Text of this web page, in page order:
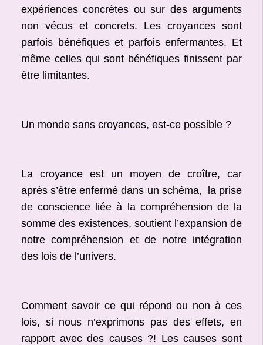
expériences concrètes ou sur des arguments
non vécus et concrets. Les croyances sont
parfois bénéfiques et parfois enfermantes. Et
même celles qui sont bénéfiques finissent par
être limitantes.
Un monde sans croyances, est-ce possible ?
La croyance est un moyen de croître, car
après s’être enfermé dans un schéma, la prise
de conscience liée à la compréhension de la
somme des existences, soutient l’expansion de
notre compréhension et de notre intégration
des lois de l’univers.
Comment savoir ce qui répond ou non à ces
lois, si nous n’exprimons pas des effets, en
rapport avec des causes ?! Les causes sont